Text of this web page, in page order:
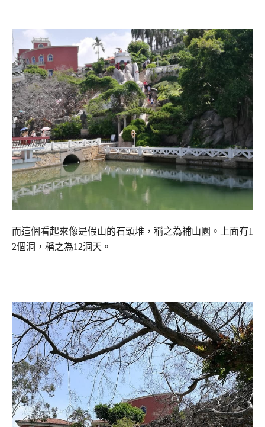
而這個看起來像是假山的石頭堆，稱之為補山園。上面有1
2個洞，稱之為12洞天。